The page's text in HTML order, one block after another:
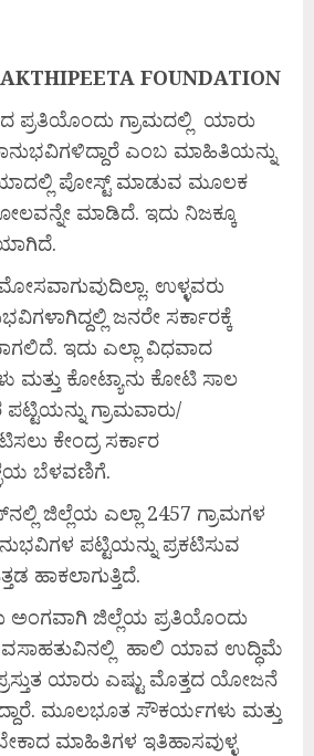
FOUNDATION
ಪ್ರತಿಯೊಂದು ಗ್ರಾಮದಲ್ಲಿ ಯಾರು
ಎಂಬ ಮಾಹಿತಿಯನ್ನು
ಪೋಸ್ಟ್ ಮಾಡುವ ಮೂಲಕ
ಮಾಡಿದೆ. ಇದು ನಿಜಕ್ಕೂ
ಉಳ್ಳವರು
ಜನರೇ ಸರ್ಕಾರಕ್ಕೆ
ಇದು ಎಲ್ಲಾ ವಿಧವಾದ
ಮತ್ತು ಕೋಟ್ಯಾನು ಕೋಟಿ ಸಾಲ
ಗ್ರಾಮವಾರು/
ಕೇಂದ್ರ ಸರ್ಕಾರ
ಬೆಳವಣಿಗೆ.
ಜಿಲ್ಲೆಯ ಎಲ್ಲಾ 2457 ಗ್ರಾಮಗಳ
ಪಟ್ಟಿಯನ್ನು ಪ್ರಕಟಿಸುವ
ಹಾಕಲಾಗುತ್ತಿದೆ.
ಅಂಗವಾಗಿ ಜಿಲ್ಲೆಯ ಪ್ರತಿಯೊಂದು
ವಸಾಹತುವಿನಲ್ಲಿ ಹಾಲಿ ಯಾವ ಉದ್ಧಿಮೆ
ಯಾರು ಎಷ್ಟು ಮೊತ್ತದ ಯೋಜನೆ
ಮೂಲಭೂತ ಸೌಕರ್ಯಗಳು ಮತ್ತು
ಮಾಹಿತಿಗಳ ಇತಿಹಾಸವುಳ್ಳ